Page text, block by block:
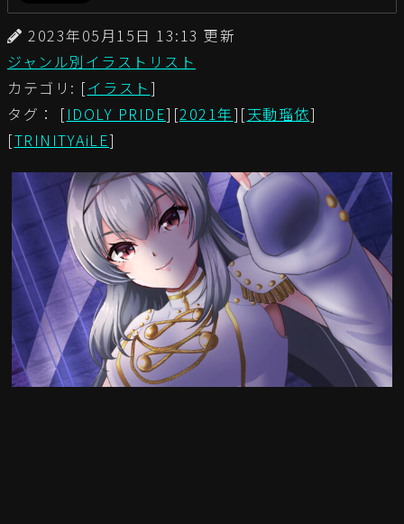
2023年05月15日 13:13 更新
ジャンル別イラストリスト
カテゴリ: [イラスト]
タグ： [IDOLY PRIDE][2021年][天動瑠依]
[TRINITYAiLE]